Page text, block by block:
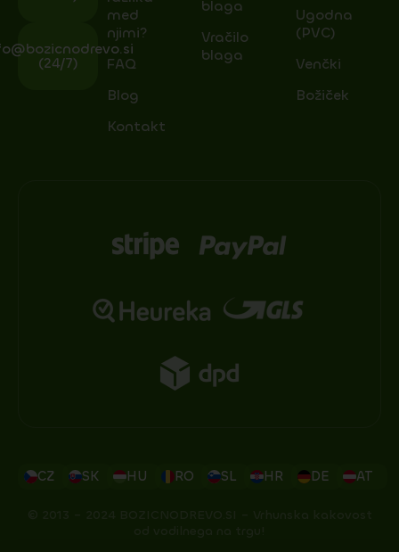
(24/7)
med
njimi?
FAQ
Blog
Kontakt
blaga
Vračilo
blaga
Ugodna
(PVC)
Venčki
Božiček
CZ SK HU RO SL HR DE AT